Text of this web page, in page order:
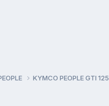
KYMCO PEOPLE GTI 125